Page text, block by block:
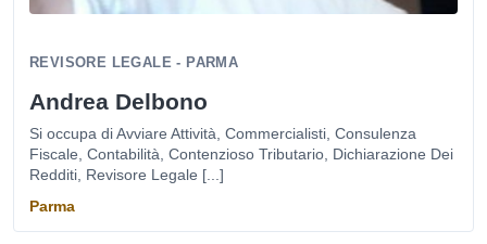
REVISORE LEGALE - PARMA
Andrea Delbono
Si occupa di Avviare Attività, Commercialisti, Consulenza
Fiscale, Contabilità, Contenzioso Tributario, Dichiarazione Dei
Redditi, Revisore Legale [...]
Parma